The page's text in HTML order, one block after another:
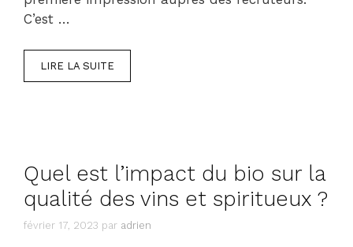
C’est …
LIRE LA SUITE
Quel est l’impact du bio sur la
qualité des vins et spiritueux ?
février 17, 2023 par adrien